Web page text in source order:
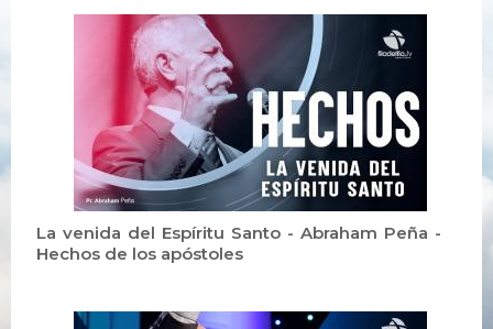
La venida del Espíritu Santo - Abraham Peña -
Hechos de los apóstoles